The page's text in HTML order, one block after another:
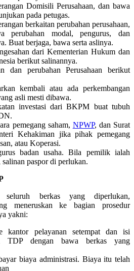
Domisili Perusahaan, dan bawa
pada petugas.
berkaitan perubahan perusahaan,
perubahan modal, pengurus, dan
Buat berjaga, bawa serta aslinya.
dari Kementerian Hukum dan
berikut salinannya.
dan perubahan Perusahaan berikut
kembali atau ada perkembangan
asli mesti dibawa.
investasi dari BKPM buat tubuh
pemegang saham, NPWP, dan Surat
Kehakiman jika pihak pemegang
atau Koperasi.
badan usaha. Bila pemilik ialah
paspor di perlukan.
seluruh berkas yang diperlukan,
meneruskan ke bagian prosedur
yakni:
kantor pelayanan setempat dan isi
TDP dengan bawa berkas yang
biaya administrasi. Biaya itu telah